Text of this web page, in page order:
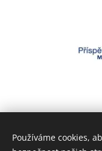
Používáme cookies,